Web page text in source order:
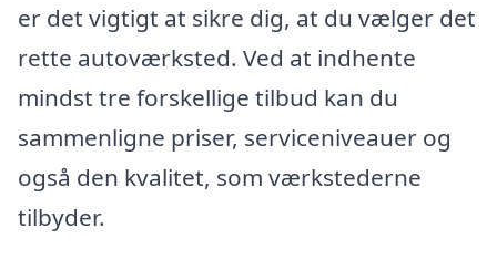
er det vigtigt at sikre dig, at du vælger det
rette autoværksted. Ved at indhente
mindst tre forskellige tilbud kan du
sammenligne priser, serviceniveauer og
også den kvalitet, som værkstederne
tilbyder.